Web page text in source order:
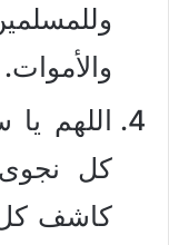
والأموات.
اللهم
كل
كاشف كل